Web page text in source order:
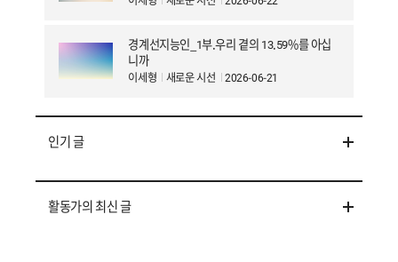
경계선지능인_1부.우리 곁의 13.59%를 아십
니까
이세형 새로운 시선 2026-06-21
인기 글
활동가의 최신 글